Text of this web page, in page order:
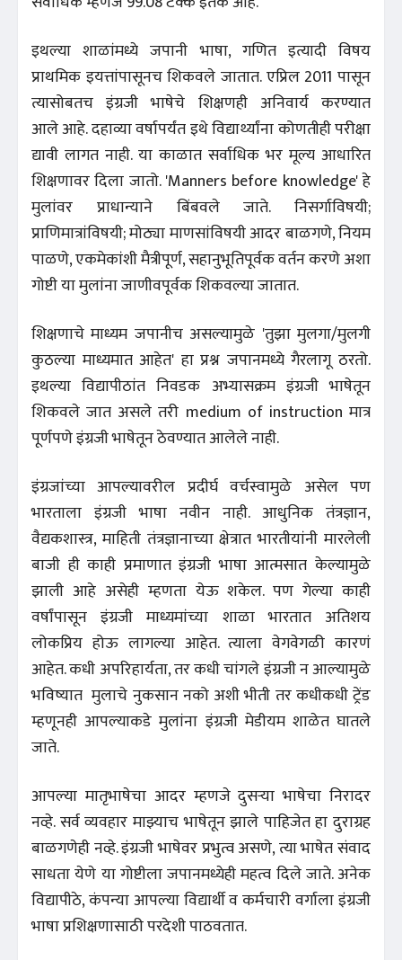
इथल्या शाळांमध्ये जपानी भाषा, गणित इत्यादी विषय
प्राथमिक इयत्तांपासूनच शिकवले जातात. एप्रिल 2011 पासून
त्यासोबतच इंग्रजी भाषेचे शिक्षणही अनिवार्य करण्यात
आले आहे. दहाव्या वर्षापर्यंत इथे विद्यार्थ्यांना कोणतीही परीक्षा
द्यावी लागत नाही. या काळात सर्वाधिक भर मूल्य आधारित
शिक्षणावर दिला जातो. 'Manners before knowledge' हे
मुलांवर प्राधान्याने बिंबवले जाते. निसर्गाविषयी;
प्राणिमात्रांविषयी; मोठ्या माणसांविषयी आदर बाळगणे, नियम
पाळणे, एकमेकांशी मैत्रीपूर्ण, सहानुभूतिपूर्वक वर्तन करणे अशा
गोष्टी या मुलांना जाणीवपूर्वक शिकवल्या जातात.
शिक्षणाचे माध्यम जपानीच असल्यामुळे 'तुझा मुलगा/मुलगी
कुठल्या माध्यमात आहेत' हा प्रश्न जपानमध्ये गैरलागू ठरतो.
इथल्या विद्यापीठांत निवडक अभ्यासक्रम इंग्रजी भाषेतून
शिकवले जात असले तरी medium of instruction मात्र
पूर्णपणे इंग्रजी भाषेतून ठेवण्यात आलेले नाही.
इंग्रजांच्या आपल्यावरील प्रदीर्घ वर्चस्वामुळे असेल पण
भारताला इंग्रजी भाषा नवीन नाही. आधुनिक तंत्रज्ञान,
वैद्यकशास्त्र, माहिती तंत्रज्ञानाच्या क्षेत्रात भारतीयांनी मारलेली
बाजी ही काही प्रमाणात इंग्रजी भाषा आत्मसात केल्यामुळे
झाली आहे असेही म्हणता येऊ शकेल. पण गेल्या काही
वर्षांपासून इंग्रजी माध्यमांच्या शाळा भारतात अतिशय
लोकप्रिय होऊ लागल्या आहेत. त्याला वेगवेगळी कारणं
आहेत. कधी अपरिहार्यता, तर कधी चांगले इंग्रजी न आल्यामुळे
भविष्यात मुलाचे नुकसान नको अशी भीती तर कधीकधी ट्रेंड
म्हणूनही आपल्याकडे मुलांना इंग्रजी मेडीयम शाळेत घातले
जाते.
आपल्या मातृभाषेचा आदर म्हणजे दुसऱ्या भाषेचा निरादर
नव्हे. सर्व व्यवहार माझ्याच भाषेतून झाले पाहिजेत हा दुराग्रह
बाळगणेही नव्हे. इंग्रजी भाषेवर प्रभुत्व असणे, त्या भाषेत संवाद
साधता येणे या गोष्टीला जपानमध्येही महत्व दिले जाते. अनेक
विद्यापीठे, कंपन्या आपल्या विद्यार्थी व कर्मचारी वर्गाला इंग्रजी
भाषा प्रशिक्षणासाठी परदेशी पाठवतात.